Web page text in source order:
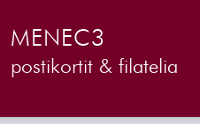
MENEC3
postikortit & filatelia